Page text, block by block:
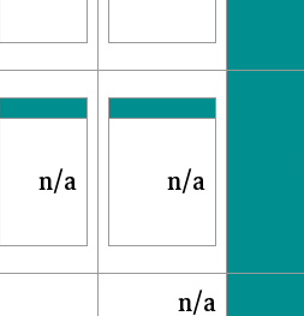
n/a
n/a
n/a